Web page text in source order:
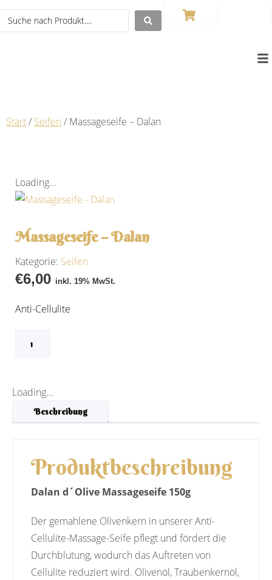
Start/ Seifen / Massageseife – Dalan
Loading...
Massageseife – Dalan
Kategorie: Seifen
€6,00 inkl. 19% MwSt.
Anti-Cellulite
Loading...
Beschreibung
Produktbeschreibung
Dalan d´Olive Massageseife 150g
Der gemahlene Olivenkern in unserer Anti-
Cellulite-Massage-Seife pflegt und fördert die
Durchblutung, wodurch das Auftreten von
Cellulite reduziert wird. Olivenöl, Traubenkernöl,